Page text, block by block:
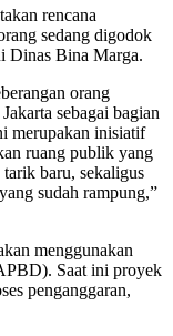
rencana
sedang digodok
Dinas Bina Marga.
orang
sebagai bagian
merupakan inisiatif
ruang publik yang
baru, sekaligus
sudah rampung,”
menggunakan
Saat ini proyek
penganggaran,